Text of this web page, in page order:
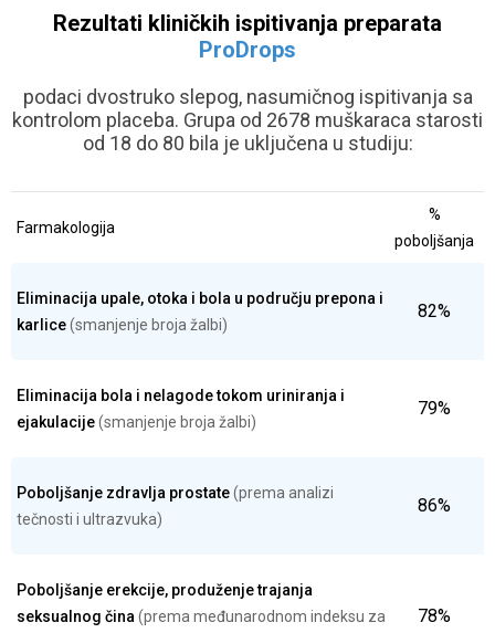
Rezultati kliničkih ispitivanja preparata
ProDrops
podaci dvostruko slepog, nasumičnog ispitivanja sa
kontrolom placeba. Grupa od 2678 muškaraca starosti
od 18 do 80 bila je uključena u studiju:
Farmakologija
%
poboljšanja
Eliminacija upale, otoka i bola u području prepona i
karlice(smanjenje broja žalbi)
82%
Eliminacija bola i nelagode tokom uriniranja i
ejakulacije(smanjenje broja žalbi)
79%
Poboljšanje zdravlja prostate(prema analizi
tečnosti i ultrazvuka)
86%
Poboljšanje erekcije, produženje trajanja
seksualnog čina (prema međunarodnom indeksu za
78%